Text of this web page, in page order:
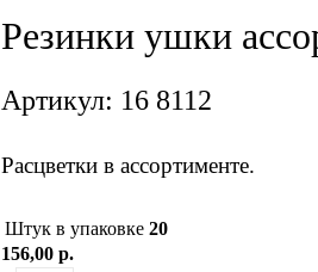
Резинки ушки
Артикул: 16 8112
Расцветки в ассортименте.
Штук в упаковке 20
156,00 р.